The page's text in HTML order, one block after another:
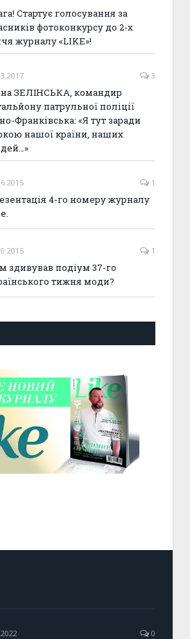
Стартує голосування за
фотоконкурсу до 2-х
журналу «LIKE»!
3
ЗЕЛІНСЬКА, командир
патрульної поліції
Франківська: «Я тут заради
нашої країни, наших
1
4-го номеру журналу
1
здивував подіум 37-го
тижня моди?
0